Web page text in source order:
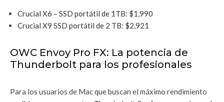
Crucial X6 – SSD portátil de 1TB: $1,990
Crucial X9 SSD portátil de 2 TB: $2,921
OWC Envoy Pro FX: La potencia de
Thunderbolt para los profesionales
Para los usuarios de Mac que buscan el máximo rendimiento